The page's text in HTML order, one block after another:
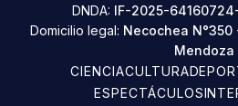
DNDA: IF-2025-
Domicilio legal: Necochea N°350
Mendoza
CIENCIACULTURA
ESPECTÁCULOS